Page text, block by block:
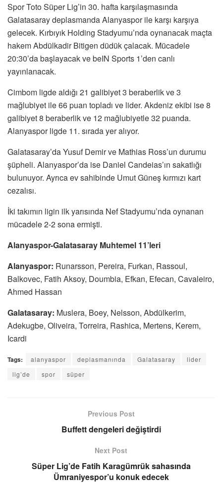
Spor Toto Süper Lig’in 30. hafta karşılaşmasında
Galatasaray deplasmanda Alanyaspor ile karşı karşıya
gelecek. Kırbıyık Holding Stadyumu’nda oynanacak maçta
hakem Abdülkadir Bitigen düdük çalacak. Mücadele
20:30’da başlayacak ve beIN Sports 1’den canlı
yayınlanacak.
Cimbom ligde aldığı 21 galibiyet 3 beraberlik ve 3
mağlubiyet ile 66 puan topladı ve lider. Akdeniz ekibi ise 8
galibiyet 8 beraberlik ve 12 mağlubiyetle 32 puanda.
Alanyaspor ligde 11. sırada yer alıyor.
Galatasaray’da Yusuf Demir ve Mathias Ross’un durumu
şüpheli. Alanyaspor’da ise Daniel Candeias’ın sakatlığı
bulunuyor. Ayrıca ev sahibinde Umut Güneş kırmızı kart
cezalısı.
İki takımın ligin ilk yarısında NefStadyumu’nda oynanan
mücadele 2-2 sona ermişti.
Alanyaspor-Galatasaray Muhtemel 11’leri
Alanyaspor: Runarsson, Pereira, Furkan, Rassoul,
Balkovec, Fatih Aksoy, Doumbia, Efkan, Efecan, Cavaleiro,
Ahmed Hassan
Galatasaray: Muslera, Boey, Nelsson, Abdülkerim,
Adekugbe, Oliveira, Torreira, Rashica, Mertens, Kerem,
Icardi
Tags: alanyaspor deplasmanında Galatasaray
lider
lig’de
spor süper
Previous Post
Buffett dengeleri değiştirdi
Next Post
Süper Lig’de Fatih Karagümrük sahasında
Ümraniyespor’u konuk edecek